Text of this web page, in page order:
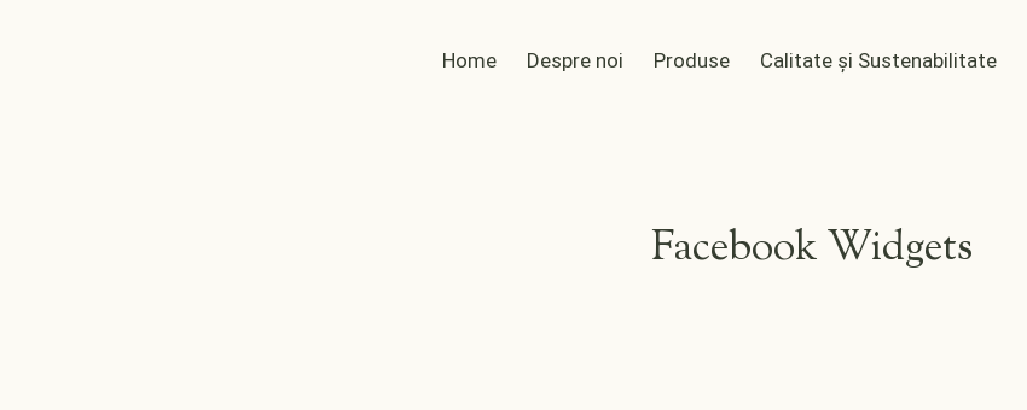
Home Despre noi Produse Calitate și Sustenabilitate
Facebook Widgets